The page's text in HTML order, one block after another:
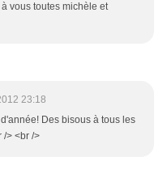
vous toutes michèle et
23:18
Des bisous à tous les
/> <br />